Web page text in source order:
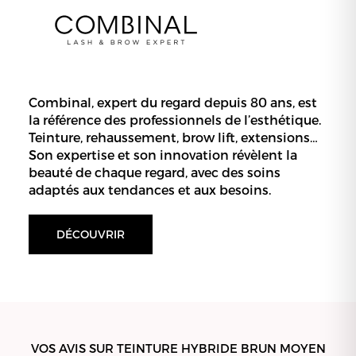
Combinal, expert du regard depuis 80 ans, est
la référence des professionnels de l’esthétique.
Teinture, rehaussement, brow lift, extensions…
Son expertise et son innovation révèlent la
beauté de chaque regard, avec des soins
adaptés aux tendances et aux besoins.
DÉCOUVRIR
VOS AVIS SUR TEINTURE HYBRIDE BRUN MOYEN